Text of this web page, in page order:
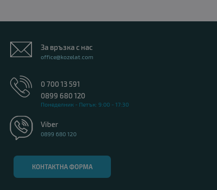
За връзка с нас
office@kozelat.com
0 700 13 591
0899 680 120
Понеделник - Петък: 9:00 - 17:30
Viber
0899 680 120
КОНТАКТНА ФОРМА